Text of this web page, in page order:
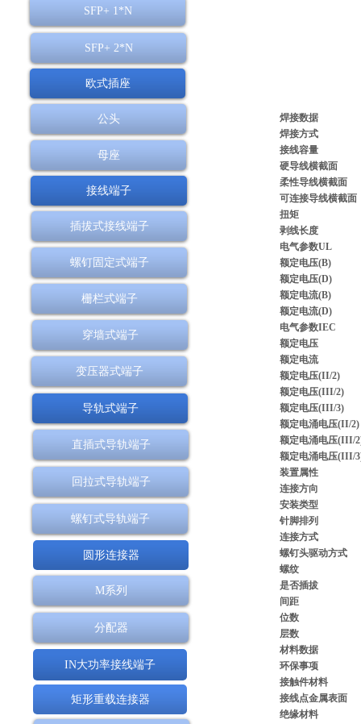
焊接数据
焊接方式
接线容量
硬导线横截面
柔性导线横截面
可连接导线横截面
扭矩
剥线长度
电气参数UL
额定电压(B)
额定电压(D)
额定电流(B)
额定电流(D)
电气参数IEC
额定电压
额定电流
额定电压(II/2)
额定电压(III/2)
额定电压(III/3)
额定电涌电压(II/2)
额定电涌电压(III/
额定电涌电压(III/
装置属性
连接方向
安装类型
针脚排列
连接方式
螺钉头驱动方式
螺纹
是否插拔
间距
位数
层数
材料数据
环保事项
接触件材料
接线点金属表面
绝缘材料
SFP+ 1*N
SFP+ 2*N
欧式插座
公头
母座
接线端子
插拔式接线端子
螺钉固定式端子
栅栏式端子
穿墙式端子
变压器式端子
导轨式端子
直插式导轨端子
回拉式导轨端子
螺钉式导轨端子
圆形连接器
M系列
分配器
IN大功率接线端子
矩形重载连接器